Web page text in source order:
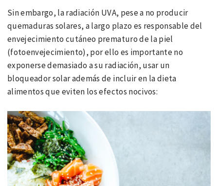
Sin embargo, la radiación UVA, pese a no producir
quemaduras solares, a largo plazo es responsable del
envejecimiento cutáneo prematuro de la piel
(fotoenvejecimiento), por ello es importante no
exponerse demasiado a su radiación, usar un
bloqueador solar además de incluir en la dieta
alimentos que eviten los efectos nocivos: